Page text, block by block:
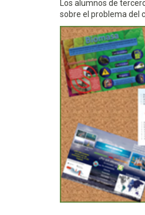
Los alumnos de
sobre el problema del